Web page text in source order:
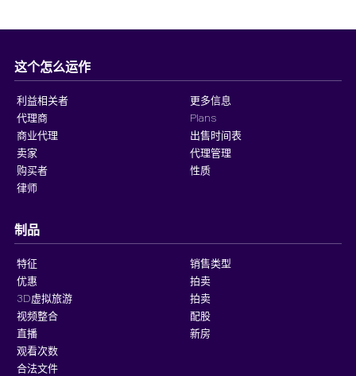
这个怎么运作
利益相关者
代理商
商业代理
卖家
购买者
律师
更多信息
Plans
出售时间表
代理管理
性质
制品
特征
优惠
3D虚拟旅游
视频整合
直播
观看次数
合法文件
销售类型
拍卖
拍卖
配股
新房